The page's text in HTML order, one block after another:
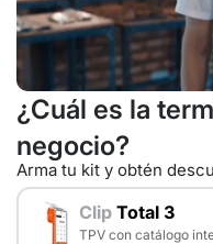
¿Cuál es la
negocio?
Arma tu kit y obtén
Clip Total 3
TPV con catálogo